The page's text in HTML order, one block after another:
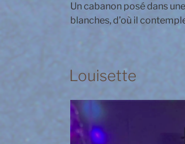
Un cabanon posé dans
blanches, d’où il
Louisette